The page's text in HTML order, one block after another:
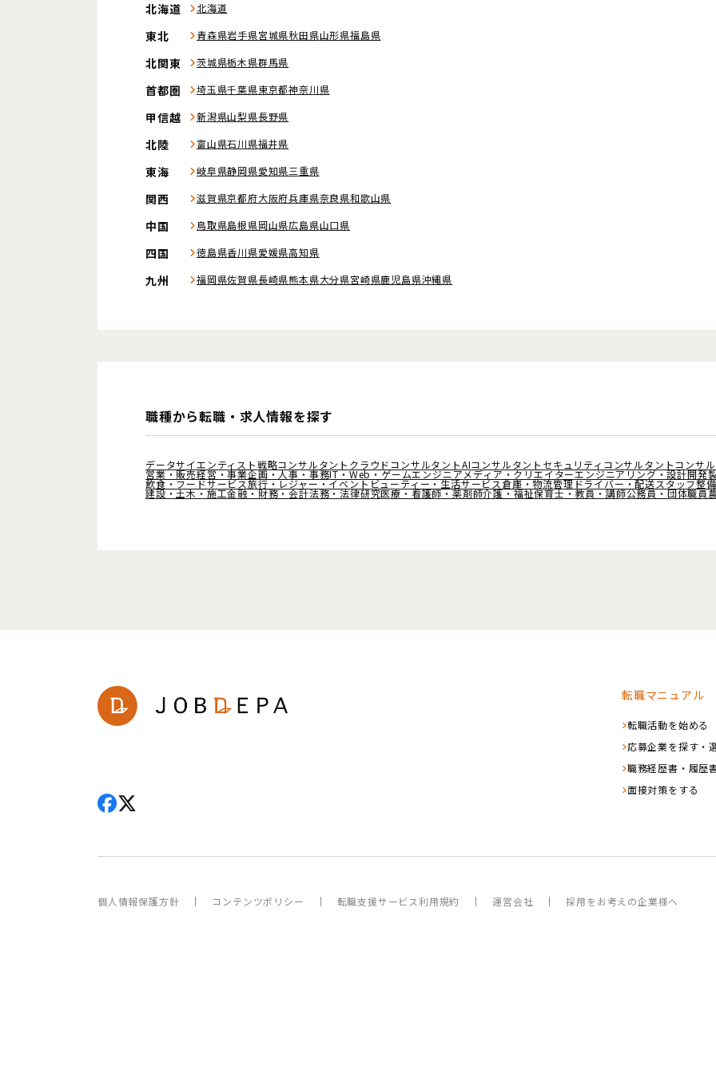
北海道 北海道
東北 青森県岩手県宮城県秋田県山形県福島県
北関東 茨城県栃木県群馬県
首都圏 埼玉県千葉県東京都神奈川県
甲信越 新潟県山梨県長野県
北陸 富山県石川県福井県
東海 岐阜県静岡県愛知県三重県
関西 滋賀県京都府大阪府兵庫県奈良県和歌山県
中国 鳥取県島根県岡山県広島県山口県
四国 徳島県香川県愛媛県高知県
九州 福岡県佐賀県長崎県熊本県大分県宮崎県鹿児島県沖縄県
職種から転職・求人情報を探す
データサイエンティスト戦略コンサルタント クラウドコンサルタントAIコンサルタント セキュリティコンサルタントコンサ
営業・販売経営・事業企画・人事・事務IT・Web・ゲームエンジニアメディア・クリエイターエンジニアリング・設計開発
飲食・フードサービス旅行・レジャー・イベントビューティー・生活サービス倉庫・物流管理ドライバー・配送スタッフ整
建設・土木・施工金融・財務・会計法務・法律研究医療・看護師・薬剤師介護・福祉保育士・教員・講師公務員・団体職員
転職マニュアル
転職活動を始める
応募企業を探す・
職務経歴書・履歴
面接対策をする
個人情報保護方針 コンテンツポリシー 転職支援サービス利用規約 運営会社 採用をお考えの企業様へ